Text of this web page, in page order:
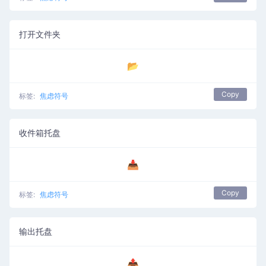
打开文件夹
📂
标签: 焦虑符号 Copy
收件箱托盘
📥
标签: 焦虑符号 Copy
输出托盘
📤